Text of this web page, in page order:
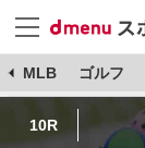
MLB ゴルフ
10R